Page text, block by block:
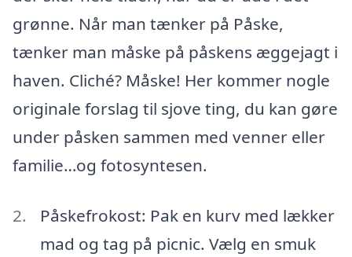
grønne. Når man tænker på Påske,
tænker man måske på påskens æggejagt i
haven. Cliché? Måske! Her kommer nogle
originale forslag til sjove ting, du kan gøre
under påsken sammen med venner eller
familie…og fotosyntesen.
Påskefrokost: Pak en kurv med lækker
mad og tag på picnic. Vælg en smuk